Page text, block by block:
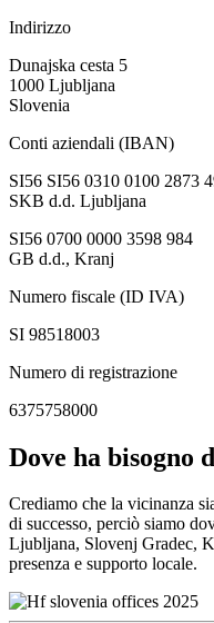
Indirizzo
Dunajska cesta 5
1000 Ljubljana
Slovenia
Conti aziendali (IBAN)
SI56 SI56 0310 0100 2873
SKB d.d. Ljubljana
SI56 0700 0000 3598 984
GB d.d., Kranj
Numero fiscale (ID IVA)
SI 98518003
Numero di registrazione
6375758000
Dove ha bisogno
Crediamo che la vicinanza
di successo, perciò siamo
Ljubljana, Slovenj Gradec,
presenza e supporto locale.